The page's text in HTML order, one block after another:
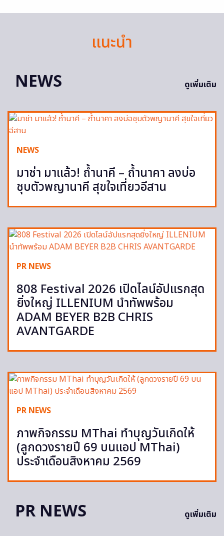
แนะนำ
NEWS
ดูเพิ่มเติม
NEWS
มาช่า มาแล้ว! ถ้ำนาคี – ถ้ำนาคา ลงบ่อ
ชุบตัวพญานาคี สุขใจเที่ยวอีสาน
PR NEWS
808 Festival 2026 เปิดไลน์อัปแรกสุด
ยิ่งใหญ่ ILLENIUM นำทัพพร้อม
ADAM BEYER B2B CHRIS
AVANTGARDE
PR NEWS
ภาพกิจกรรม MThai ทำบุญวันเกิดให้
(ลูกดวงรายปี 69 บนแอป MThai)
ประจำเดือนสิงหาคม 2569
PR NEWS ดูเพิ่มเติม